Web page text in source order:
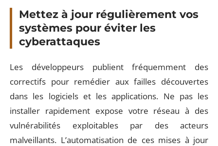
Mettez à jour régulièrement vos
systèmes pour éviter les
cyberattaques
Les développeurs publient fréquemment des
correctifs pour remédier aux failles découvertes
dans les logiciels et les applications. Ne pas les
installer rapidement expose votre réseau à des
vulnérabilités exploitables par des acteurs
malveillants. L’automatisation de ces mises à jour